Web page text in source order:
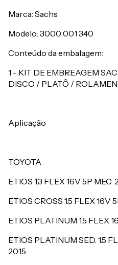
Marca: Sachs
Modelo: 3000 001 340
Conteúdo da embalagem:
1 - KIT DE EMBREAGEM
DISCO / PLATÔ /
Aplicação
TOYOTA
ETIOS 1.3 FLEX 16V 5P MEC.
ETIOS CROSS 1.5 FLEX 16V
ETIOS PLATINUM 1.5 FLEX
ETIOS PLATINUM SED. 1.5
2015